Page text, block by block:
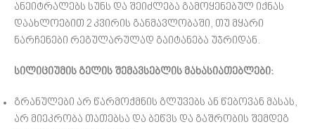
ანეიტრალებს სუნს და შეიძლება გამოყენებულ იქნას
დაახლოებით 2 კვირის განმავლობაში, თუ მყარი
ნარჩენები რეგულარულად გაიტანება უჯრიდან.
სილიციუმის გელის შემავსებლის მახასიათებლები:
გრანულები არ წარმოქმნის გლუვებს ან წებოვან მასას,
არ მიეკრობა თათებსა და ბეწვს და გაშრობის შემდეგ